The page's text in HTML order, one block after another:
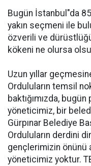
Bugün İstanbul"da
yakın seçmeni ile
özverili ve
kökeni ne olursa
Uzun yıllar
Orduluların temsil
baktığımızda,
yöneticimiz, bir
Gürpınar Belediye
Orduluların derdini
gençlerimizin önünü
yöneticimiz yoktur.